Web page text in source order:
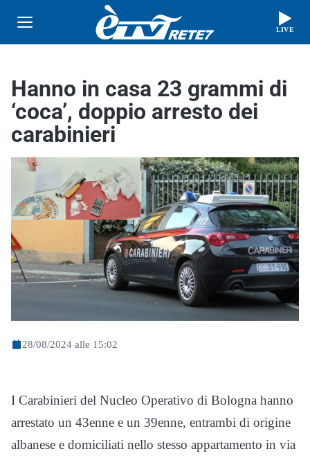
LIVE
Hanno in casa 23 grammi di
‘coca’, doppio arresto dei
carabinieri
28/08/2024 alle 15:02
I Carabinieri del Nucleo Operativo di Bologna hanno
arrestato un 43enne e un 39enne, entrambi di origine
albanese e domiciliati nello stesso appartamento in via